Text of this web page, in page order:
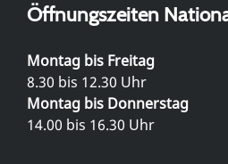
Öffnungszeiten
Montag bis Freitag
8.30 bis 12.30 Uhr
Montag bis Donnerstag
14.00 bis 16.30 Uhr